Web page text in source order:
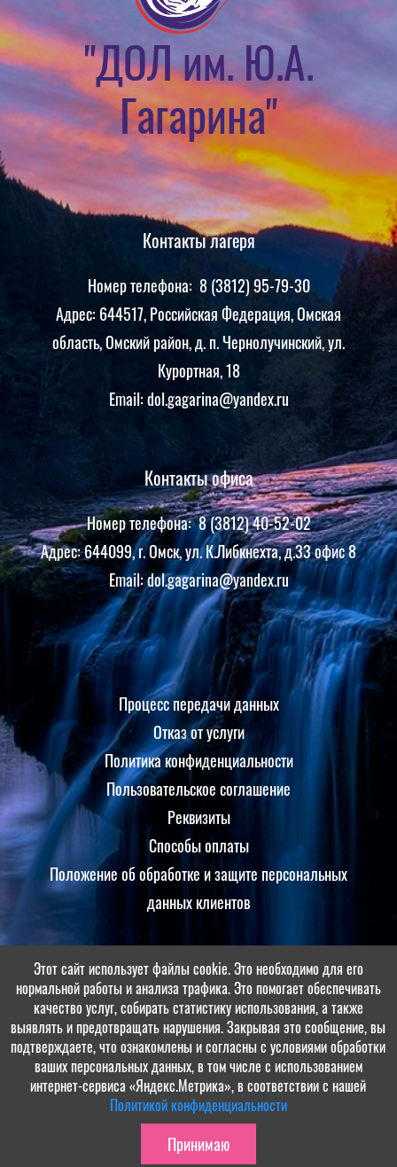
"ДОЛ им. Ю.А.
Гагарина"
Контакты лагеря
Номер телефона: 8 (3812) 95-79-30
Адрес: 644517, Российская Федерация, Омская
область, Омский район, д. п. Чернолучинский, ул.
Курортная, 18
Email: dol.gagarina@yandex.ru
Контакты офиса
Номер телефона: 8 (3812) 40-52-02
Адрес: 644099, г. Омск, ул. К.Либкнехта, д.33 офис 8
Email: dol.gagarina@yandex.ru
Процесс передачи данных
Отказ от услуги
Политика конфиденциальности
Пользовательское соглашение
Реквизиты
Способы оплаты
Положение об обработке и защите персональных
данных клиентов
Принимаем оплаты
© "ДОЛ им. Ю.А. Гагарина", 2022-2026. Разработка и поддержка:
«СибСР».
Этот сайт использует файлы cookie. Это необходимо для его
нормальной работы и анализа трафика. Это помогает обеспечивать
качество услуг, собирать статистику использования, а также
выявлять и предотвращать нарушения. Закрывая это сообщение, вы
подтверждаете, что ознакомлены и согласны с условиями обработки
ваших персональных данных, в том числе с использованием
интернет-сервиса «Яндекс.Метрика», в соответствии с нашей
Политикой конфиденциальности
Принимаю